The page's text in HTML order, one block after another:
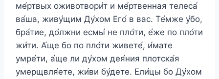
ме́ртвых оживотвори́т и ме́ртвенная телеса́
ва́ша, живу́щим Ду́хом Его́ в вас. Те́мже у́бо,
бра́тие, до́лжни есмы́ не пло́ти, е́же по пло́ти
жи́ти. А́ще бо по пло́ти живете́, и́мате
умре́ти, а́ще ли ду́хом дея́ния плотска́я
умерщвля́ете, жи́ви бу́дете. Ели́цы бо Ду́хом